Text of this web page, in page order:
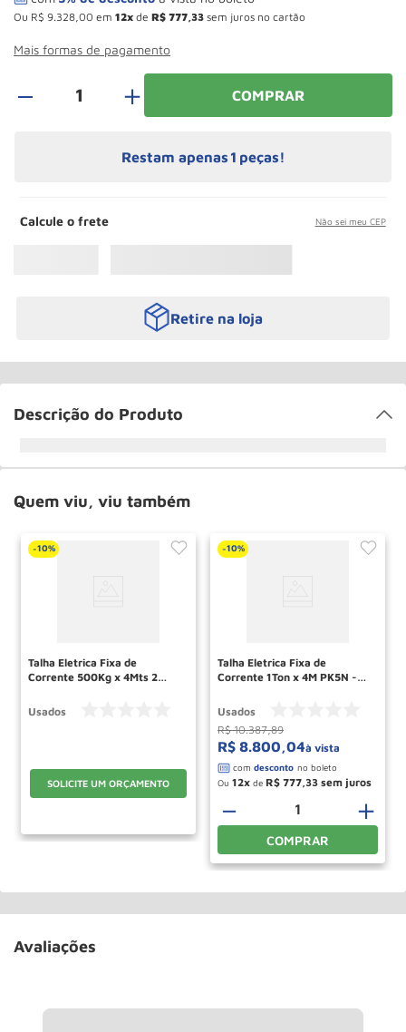
Ou R$ 9.328 00 em 12 de R$ 777 33 sem juros no cartão
Mais formas de pagamento
＋ COMPRAR
Restam apenas 1 peças!
Calcule o frete Não sei meu CEP
Retire na loja
Descrição do Produto
Quem viu, viu também
-10%
Talha Eletrica Fixa de
Corrente 500Kg x 4Mts 2
RECONDICIONADO
Usados
SOLICITE UM ORÇAMENTO
-10%
Talha Eletrica Fixa de
Corrente 1Ton x 4M PK5N -1
Usados
R$ 10.387,89
R$ 8.800,04à vista
Ou 12 de R$ 777,33
＋
－
COMPRAR
Avaliações
10º Rodizio